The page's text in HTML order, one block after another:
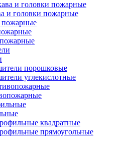
и головки пожарные
пожарные
порошковые
углекислотные
квадратные
прямоугольные